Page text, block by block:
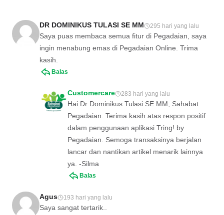
DR DOMINIKUS TULASI SE MM 295 hari yang lalu
Saya puas membaca semua fitur di Pegadaian, saya
ingin menabung emas di Pegadaian Online. Trima
kasih.
Balas
Customercare 283 hari yang lalu
Hai Dr Dominikus Tulasi SE MM, Sahabat
Pegadaian. Terima kasih atas respon positif
dalam penggunaan aplikasi Tring! by
Pegadaian. Semoga transaksinya berjalan
lancar dan nantikan artikel menarik lainnya
ya. -Silma
Balas
Agus 193 hari yang lalu
Saya sangat tertarik..